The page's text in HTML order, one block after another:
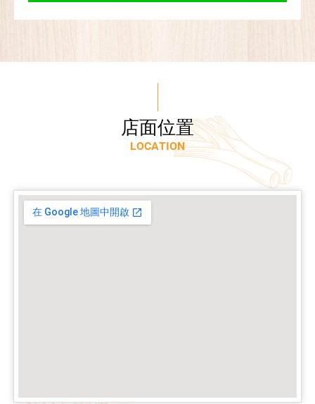
店面位置
LOCATION